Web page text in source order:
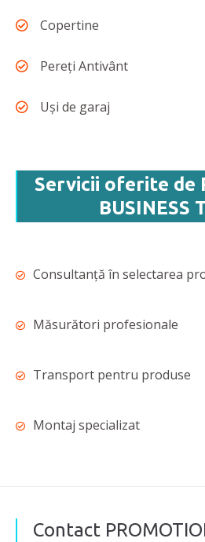
Copertine
Pereți Antivânt
Uși de garaj
Servicii oferite de
BUSINESS
Consultanță în selectarea
Măsurători profesionale
Transport pentru produse
Montaj specializat
Contact